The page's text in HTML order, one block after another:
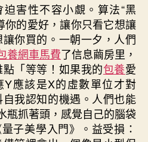
迫害性不容小覷。算法“黑
你的愛好，讓你只看它想讓
讓你買的。一朝一夕，人們
養網車馬費了信息繭房里，
「等等！如果我的包養愛
應該是X的虛數單位才對
我認知的機遇。人們也能
瓶抓著頭，感覺自己的腦袋
子美學入門》。益受損：